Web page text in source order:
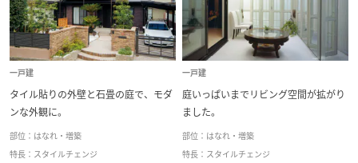
スムストック検索
分譲マンション検索
売る
医療・介護・子育て・障がい福祉施設
これから土地活用・賃貸経営をご検討の方
土地活用の基礎から長期安定経営を目指すオーナー様まで、賃貸経営
リフォーム営業所
これからリフォームをご検討の方
実例動画や基礎知識、収納の工夫など、理想の住まいを叶えるリフォ
事業用地・事業用建物
分譲用地
ご相談窓口
お客様センター
IR情報
SDGs
環境活動
採用情報
収納
費用
一戸建
タイル貼りの外壁と石畳の庭で、モダ
ンな外観に。
部位： はなれ・増築
特長： スタイルチェンジ
一戸建
庭いっぱいまでリビング空間が拡がり
ました。
部位： はなれ・増築
特長： スタイルチェンジ